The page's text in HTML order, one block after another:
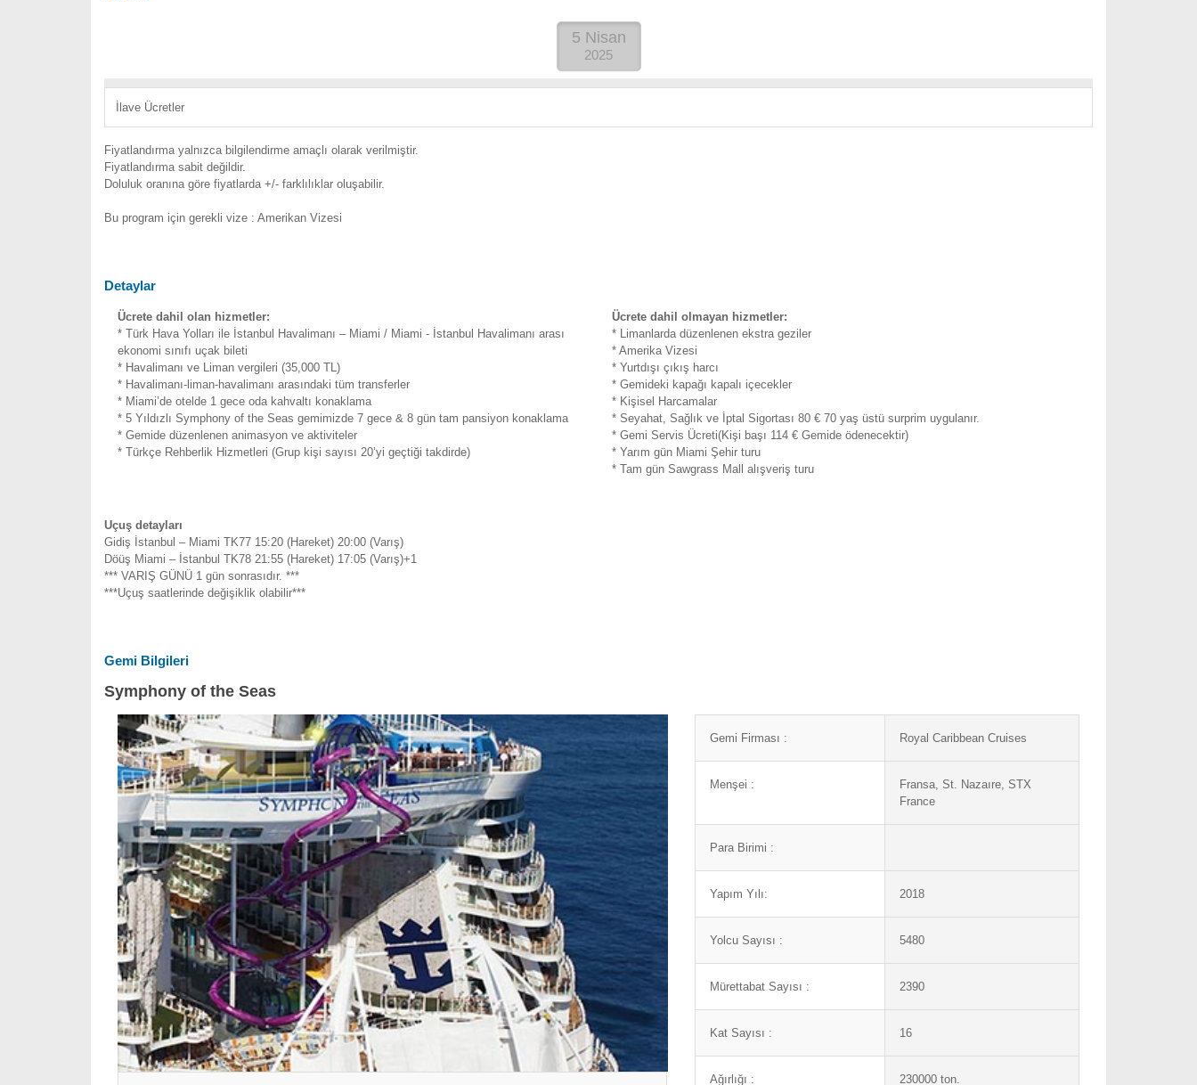
5 Nisan
2025
İlave Ücretler
Fiyatlandırma yalnızca bilgilendirme amaçlı olarak verilmiştir.
Fiyatlandırma sabit değildir.
Doluluk oranına göre fiyatlarda +/- farklılıklar oluşabilir.
Bu program için gerekli vize : Amerikan Vizesi
Detaylar
Ücrete dahil olan hizmetler:
* Türk Hava Yolları ile İstanbul Havalimanı – Miami / Miami - İstanbul Havalimanı arası
ekonomi sınıfı uçak bileti
* Havalimanı ve Liman vergileri (35,000 TL)
* Havalimanı-liman-havalimanı arasındaki tüm transferler
* Miami’de otelde 1 gece oda kahvaltı konaklama
* 5 Yıldızlı Symphony of the Seas gemimizde 7 gece & 8 gün tam pansiyon konaklama
* Gemide düzenlenen animasyon ve aktiviteler
* Türkçe Rehberlik Hizmetleri (Grup kişi sayısı 20’yi geçtiği takdirde)
Ücrete dahil olmayan hizmetler:
* Limanlarda düzenlenen ekstra geziler
* Amerika Vizesi
* Yurtdışı çıkış harcı
* Gemideki kapağı kapalı içecekler
* Kişisel Harcamalar
* Seyahat, Sağlık ve İptal Sigortası 80 € 70 yaş üstü surprim uygulanır.
* Gemi Servis Ücreti(Kişi başı 114 € Gemide ödenecektir)
* Yarım gün Miami Şehir turu
* Tam gün Sawgrass Mall alışveriş turu
Uçuş detayları
Gidiş İstanbul – Miami TK77 15:20 (Hareket) 20:00 (Varış)
Döüş Miami – İstanbul TK78 21:55 (Hareket) 17:05 (Varış)+1
*** VARIŞ GÜNÜ 1 gün sonrasıdır. ***
***Uçuş saatlerinde değişiklik olabilir***
Gemi Bilgileri
Symphony of the Seas
Gemi Firması : Royal Caribbean Cruises
Menşei :
Fransa, St. Nazaıre, STX
France
Para Birimi :
Yapım Yılı: 2018
Yolcu Sayısı : 5480
Mürettabat Sayısı : 2390
Kat Sayısı : 16
Ağırlığı : 230000 ton.